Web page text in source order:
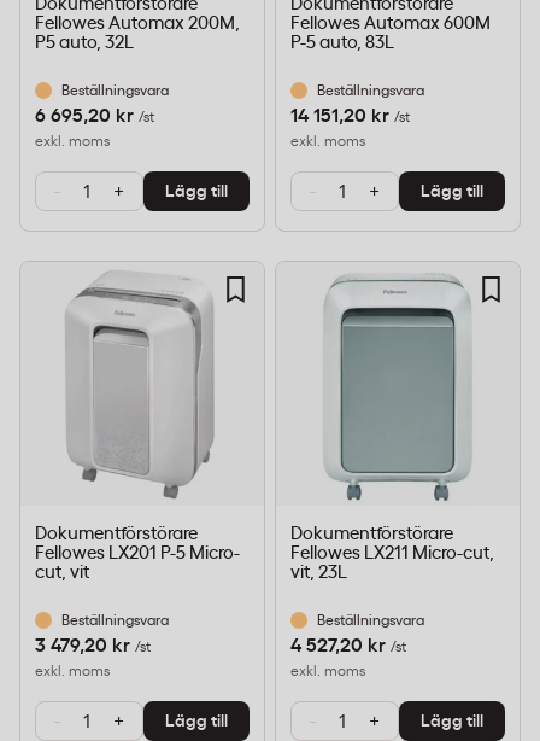
Dokumentförstörare
Fellowes Automax 200M,
P5 auto, 32L
Beställningsvara
6 695,20 kr /st
exkl. moms
- + Lägg till
Dokumentförstörare
Fellowes Automax 600M
P-5 auto, 83L
Beställningsvara
14 151,20 kr /st
exkl. moms
- + Lägg till
Dokumentförstörare
Fellowes LX201 P-5 Micro-
cut, vit
Beställningsvara
3 479,20 kr /st
exkl. moms
- + Lägg till
Dokumentförstörare
Fellowes LX211 Micro-cut,
vit, 23L
Beställningsvara
4 527,20 kr /st
exkl. moms
- + Lägg till